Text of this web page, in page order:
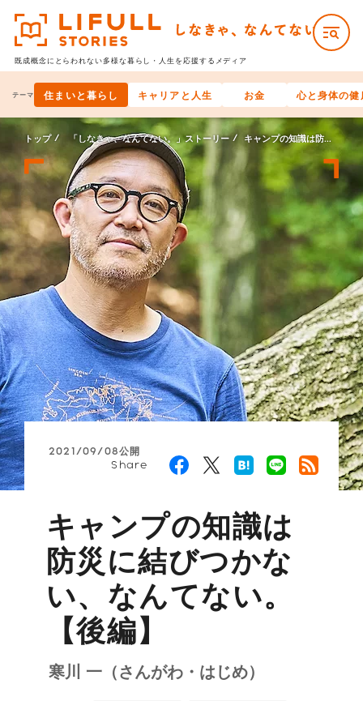
既成概念にとらわれない多様な暮らし・人生を応援するメディア
テーマ 住まいと暮らし キャリアと人生 お金 心と身体の健
トップ 「しなきゃ、なんてない。」ストーリー キャンプの知識は防災に結びつかない、なんてない。【後編】
2021/09/08公開
Share
キャンプの知識は
防災に結びつかな
い、なんてない。
【後編】
寒川 一（さんがわ・はじめ）